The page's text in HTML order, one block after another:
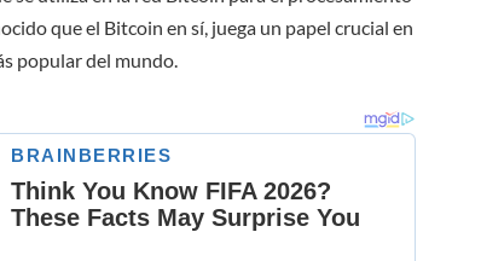
que el Bitcoin en sí, juega un papel crucial en
popular del mundo.